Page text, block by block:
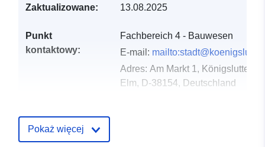
Zaktualizowane: 13.08.2025
Punkt
kontaktowy:
Fachbereich 4 - Bauwesen
E-mail:
Adres: Am Markt 1, Königslutter
Elm, D-38154, Deutschland
Zapis katalogu:
Pokaż więcej